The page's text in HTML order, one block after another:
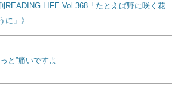
READING LIFE Vol.368「たとえば野に咲く花
に」》
と”痛いですよ